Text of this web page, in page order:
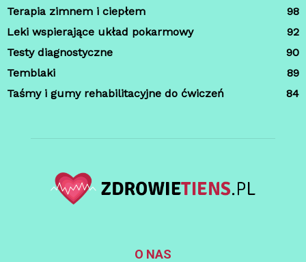
Terapia zimnem i ciepłem
98
Leki wspierające układ pokarmowy
92
Testy diagnostyczne
90
Temblaki
89
Taśmy i gumy rehabilitacyjne do ćwiczeń
84
O NAS